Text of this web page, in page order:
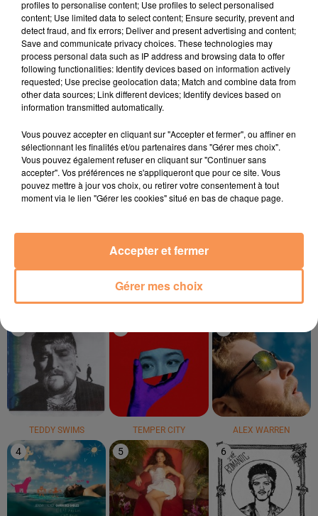
TITRES DIFFUSÉS
20h33
20h33 20h29
20h29 20h25
20h25
TEDDY SWIMS TEMPER CITY ALEX WARREN
4 5 6
profiles to personalise content; Use profiles to select personalised
content; Use limited data to select content; Ensure security, prevent and
detect fraud, and fix errors; Deliver and present advertising and content;
Save and communicate privacy choices. These technologies may
process personal data such as IP address and browsing data to offer
following functionalities: Identify devices based on information actively
requested; Use precise geolocation data; Match and combine data from
other data sources; Link different devices; Identify devices based on
information transmitted automatically.
Vous pouvez accepter en cliquant sur "Accepter et fermer", ou affiner en
sélectionnant les finalités et/ou partenaires dans "Gérer mes choix".
Vous pouvez également refuser en cliquant sur "Continuer sans
accepter". Vos préférences ne s'appliqueront que pour ce site. Vous
pouvez mettre à jour vos choix, ou retirer votre consentement à tout
moment via le lien "Gérer les cookies" situé en bas de chaque page.
Gérer mes choix
Accepter et fermer